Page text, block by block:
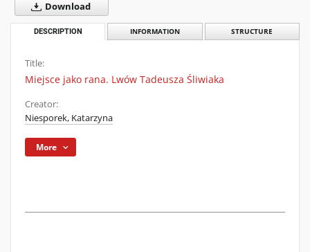
Download
DESCRIPTION INFORMATION STRUCTURE
Title:
Miejsce jako rana. Lwów Tadeusza Śliwiaka
Creator:
Niesporek, Katarzyna
More